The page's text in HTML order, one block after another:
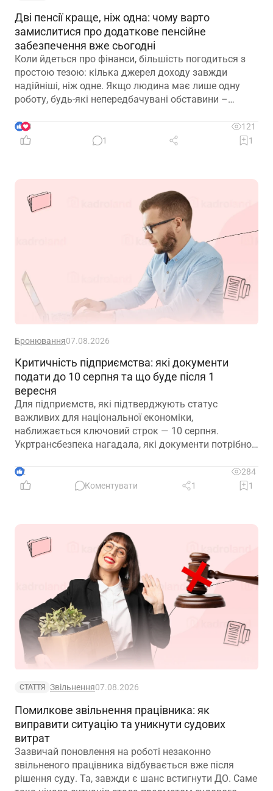
Дві пенсії краще, ніж одна: чому варто
замислитися про додаткове пенсійне
забезпечення вже сьогодні
Коли йдеться про фінанси, більшість погодиться з
простою тезою: кілька джерел доходу завжди
надійніші, ніж одне. Якщо людина має лише одну
роботу, будь-які непередбачувані обставини –
окремій галузі – можуть миттєво позбавити її
доходу. Саме тому диверсифікація давно
застосовують до пенсійного забезпечення
3
121
1
1
Бронювання07.08.2026
Критичність підприємства: які документи
подати до 10 серпня та що буде після 1
вересня
Для підприємств, які підтверджують статус
важливих для національної економіки,
наближається ключовий строк — 10 серпня.
Укртрансбезпека нагадала, які документи потрібно
що очікує на компанії, які не встигнуть підтвердити
свій статус
2
284
Коментувати
1 1
СТАТТЯ Звільнення07.08.2026
Помилкове звільнення працівника: як
виправити ситуацію та уникнути судових
витрат
Зазвичай поновлення на роботі незаконно
звільненого працівника відбувається вже після
рішення суду. Та, завжди є шанс встигнути ДО. Саме